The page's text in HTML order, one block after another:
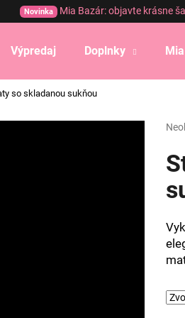
Novinka Mia Bazár: objavte krásne
Výpredaj Doplnky
so skladanou sukňou
je
z
Čo potrebujete nájsť?